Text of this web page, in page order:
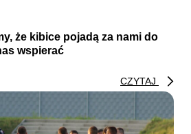
że kibice pojadą za nami do
wspierać
CZYTAJ